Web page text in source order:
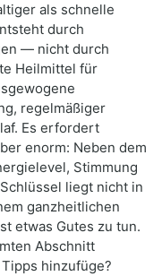
als schnelle
durch
— nicht durch
Heilmittel für
regelmäßiger
Es erfordert
enorm: Neben dem
Stimmung
liegt nicht in
ganzheitlichen
etwas Gutes zu tun.
Abschnitt
hinzufüge?